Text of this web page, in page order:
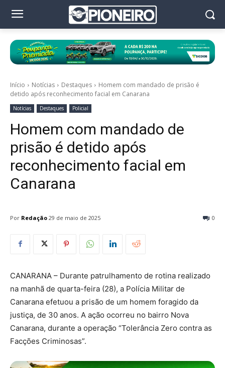
Início Notícias Destaques
Homem com mandado de prisão é
detido após reconhecimento facial em Canarana
Notícias Destaques Policial
Homem com mandado de
prisão é detido após
reconhecimento facial em
Canarana
Por Redação 0
29 de maio de 2025
CANARANA – Durante patrulhamento de rotina realizado
na manhã de quarta-feira (28), a Polícia Militar de
Canarana efetuou a prisão de um homem foragido da
justiça, de 30 anos. A ação ocorreu no bairro Nova
Canarana, durante a operação “Tolerância Zero contra as
Facções Criminosas”.